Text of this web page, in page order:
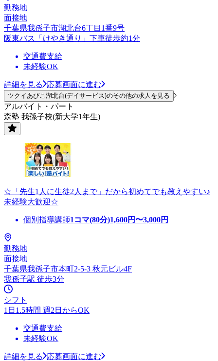
勤務地
面接地
千葉県我孫子市湖北台6丁目1番9号
阪東バス「けやき通り」下車徒歩約1分
交通費支給
未経験OK
詳細を見る 応募画面に進む
ツクイあびこ湖北台(デイサービス)のその他の求人を見る
アルバイト・パート
森塾 我孫子校(新大学1年生)
☆「先生1人に生徒2人まで」だから初めてでも教えやすい♪
未経験大歓迎☆
個別指導講師1コマ(80分)1,600円〜3,000円
勤務地
面接地
千葉県我孫子市本町2-5-3 秋元ビル4F
我孫子駅 徒歩3分
シフト
1日1.5時間 週2日からOK
交通費支給
未経験OK
詳細を見る 応募画面に進む